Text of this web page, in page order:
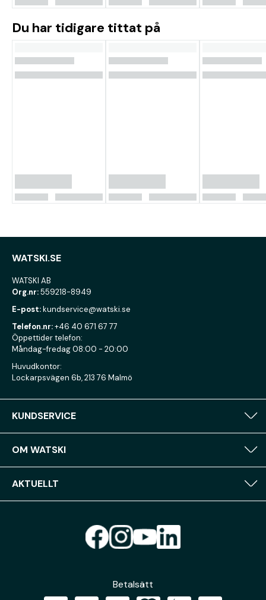
Du har tidigare tittat på
WATSKI.SE
WATSKI AB
Org.nr:559218-8949
E-post:kundservice@watski.se
Telefon.nr:+46 40 671 67 77
Öppettider telefon:
Måndag-fredag 08:00 - 20:00
Huvudkontor:
Lockarpsvägen 6b, 213 76 Malmö
KUNDSERVICE
OM WATSKI
AKTUELLT
Betalsätt